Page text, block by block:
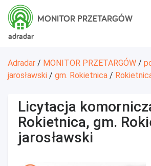
adradar
MONITOR PRZETARGÓW
Adradar / MONITOR PRZETARGÓW /
jarosławski / gm. Rokietnica /
Licytacja
Rokietnica, gm.
jarosławski